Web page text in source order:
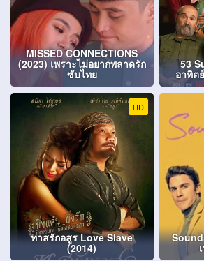
MISSED CONNECTIONS
(2023) เพราะไม่อยากพลาดรัก
ซับไทย
53
อาทิต
HD
ทาสรักอสูร Love Slave
(2014)